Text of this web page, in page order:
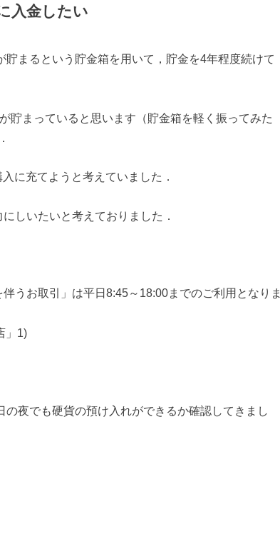
入金したい
まるという貯金箱を用いて，貯金を4年程度続けて
貯まっていると思います（貯金箱を軽く振ってみた
に充てようと考えていました．
しいたいと考えておりました．
うお取引」は平日8:45～18:00までのご利用となりま
」1)
夜でも硬貨の預け入れができるか確認してきまし